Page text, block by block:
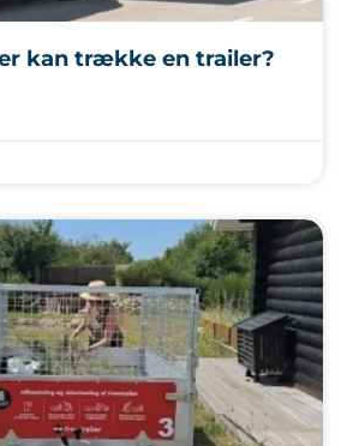
kan trække en trailer?